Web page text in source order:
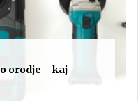
orodje – kaj